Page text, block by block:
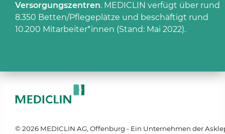
Versorgungszentren. MEDICLIN verfügt über rund
8.350 Betten/Pflegeplätze und beschäftigt rund
10.200 Mitarbeiter*innen (Stand: Mai 2022).
© 2026 MEDICLIN AG, Offenburg - Ein Unternehmen der